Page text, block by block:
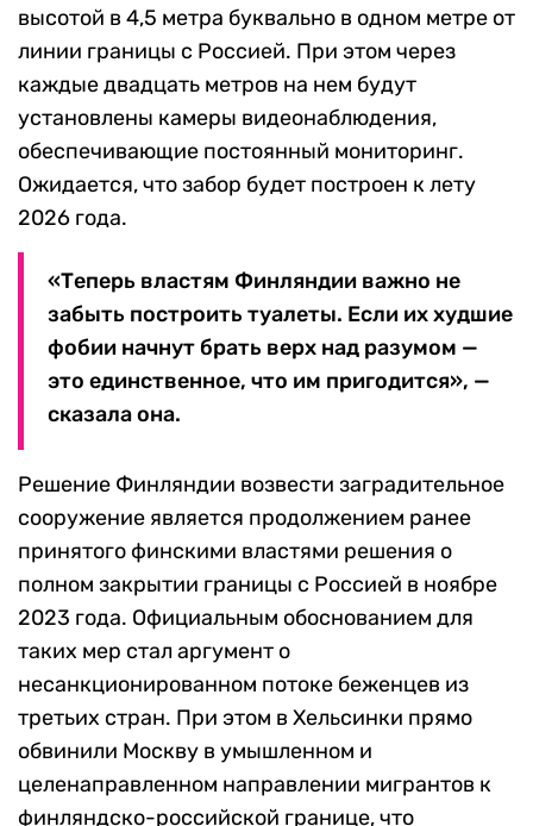
высотой в 4,5 метра буквально в одном метре от
линии границы с Россией. При этом через
каждые двадцать метров на нем будут
установлены камеры видеонаблюдения,
обеспечивающие постоянный мониторинг.
Ожидается, что забор будет построен к лету
2026 года.
«Теперь властям Финляндии важно не
забыть построить туалеты. Если их худшие
фобии начнут брать верх над разумом —
это единственное, что им пригодится», —
сказала она.
Решение Финляндии возвести заградительное
сооружение является продолжением ранее
принятого финскими властями решения о
полном закрытии границы с Россией в ноябре
2023 года. Официальным обоснованием для
таких мер стал аргумент о
несанкционированном потоке беженцев из
третьих стран. При этом в Хельсинки прямо
обвинили Москву в умышленном и
целенаправленном направлении мигрантов к
финляндско-российской границе, что